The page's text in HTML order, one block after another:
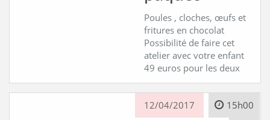
Poules , cloches, œufs et
fritures en chocolat
Possibilité de faire cet
atelier avec votre enfant
49 euros pour les deux
12/04/2017 15h00